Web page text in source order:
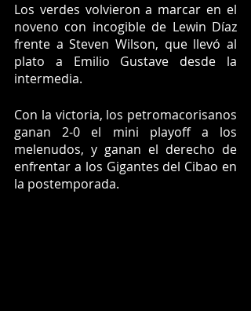
Los verdes volvieron a marcar en el
noveno con incogible de Lewin Díaz
frente a Steven Wilson, que llevó al
plato a Emilio Gustave desde la
intermedia.
Con la victoria, los petromacorisanos
ganan 2-0 el mini playoff a los
melenudos, y ganan el derecho de
enfrentar a los Gigantes del Cibao en
la postemporada.